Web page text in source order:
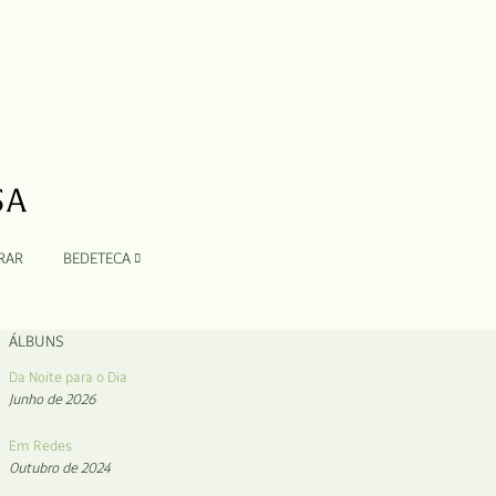
BEDETECA
ÁLBUNS
Da Noite para o Dia
Junho de 2026
Em Redes
Outubro de 2024